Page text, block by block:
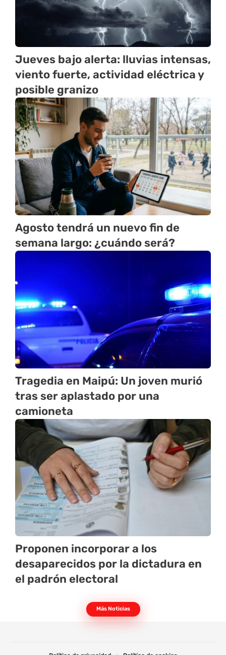
Jueves bajo alerta: lluvias intensas,
viento fuerte, actividad eléctrica y
posible granizo
Agosto tendrá un nuevo fin de
semana largo: ¿cuándo será?
Tragedia en Maipú: Un joven murió
tras ser aplastado por una
camioneta
Proponen incorporar a los
desaparecidos por la dictadura en
el padrón electoral
Más Noticias